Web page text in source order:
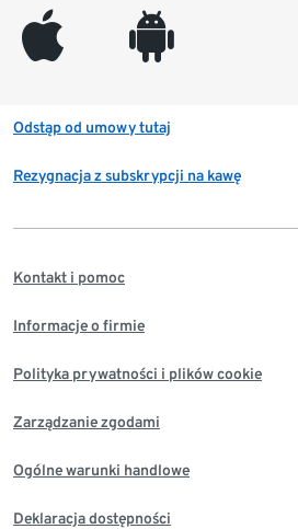
appleinc android
Odstąp od umowy tutaj
Rezygnacja z subskrypcji na kawę
Kontakt i pomoc
Informacje o firmie
Polityka prywatności i plików cookie
Zarządzanie zgodami
Ogólne warunki handlowe
Deklaracja dostępności